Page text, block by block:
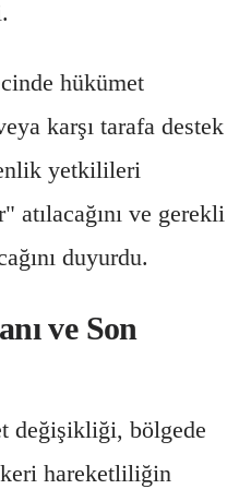
hükümet
karşı tarafa destek
yetkilileri
atılacağını ve gerekli
duyurdu.
ve Son
değişikliği, bölgede
hareketliliğin